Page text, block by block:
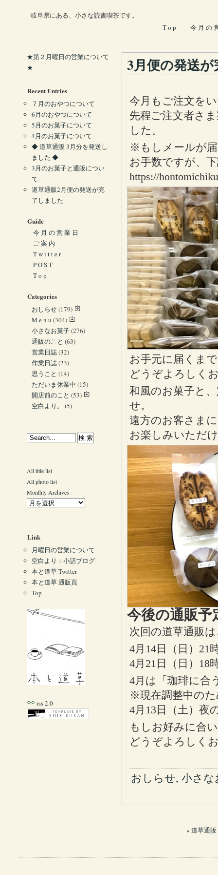
岐阜県にある、小さな読書喫茶です。
T o p
今 月 の
3月便の発送
今月もご注文を
先程ご注文者さ
した。
※もしメールが
お手数ですが、
https://
お手元に届くま
どうぞよろしく
和風のお菓子と
せ。
遠方のお客さま
お楽しみいただ
今後の通販予
次回の道草通販
4月14日（日）21
4月21日（日）18
4月は「珈琲に合
※現在調整中の
4月13日（土）夜
もしお好みに合
どうぞよろしく
おしらせ, 小さな
« 道草通
★第２月曜日の営業について
★
Recent Entries
７月のおやつについて
6月のおやつについて
5月のお菓子について
4月のお菓子について
◆ 道草通販 3月分を発送し
ました ◆
3月のお菓子と通販につい
て
道草通販2月便の発送が完
了しました
Guide
今 月 の 営 業 日
ご 案 内
T w i t t e r
P O S T
T o p
Categories
おしらせ(179)
M e n u (304)
小さなお菓子(276)
通販のこと (63)
営業日誌(32)
作業日誌(23)
思うこと (14)
ただいま休業中 (15)
開店前のこと (53)
空白より。
(5)
All title list
All photo list
Monthly Archives
Link
月曜日の営業について
空白より：小話ブログ
本と道草 Twitter
本と道草 通販頁
Top
rss 2.0